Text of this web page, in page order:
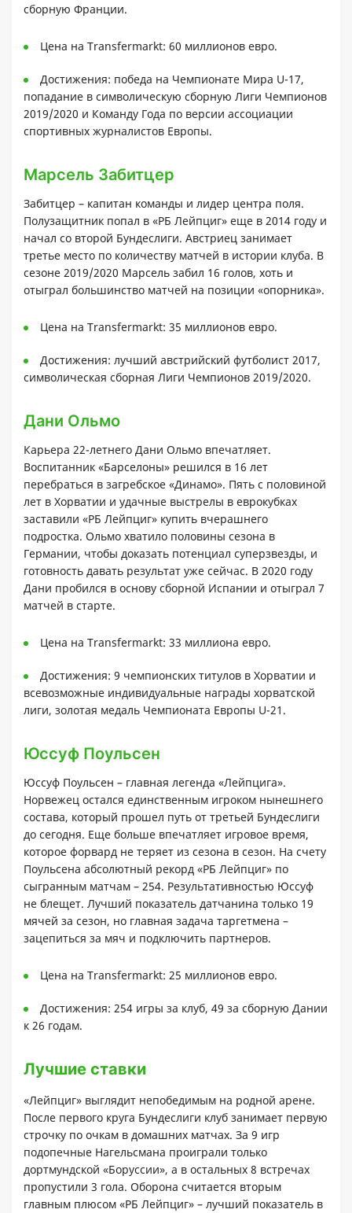
сборную Франции.
Цена на Transfermarkt: 60 миллионов евро.
Достижения: победа на Чемпионате Мира U-17,
попадание в символическую сборную Лиги Чемпионов
2019/2020 и Команду Года по версии ассоциации
спортивных журналистов Европы.
Марсель Забитцер
Забитцер – капитан команды и лидер центра поля.
Полузащитник попал в «РБ Лейпциг» еще в 2014 году и
начал со второй Бундеслиги. Австриец занимает
третье место по количеству матчей в истории клуба. В
сезоне 2019/2020 Марсель забил 16 голов, хоть и
отыграл большинство матчей на позиции «опорника».
Цена на Transfermarkt: 35 миллионов евро.
Достижения: лучший австрийский футболист 2017,
символическая сборная Лиги Чемпионов 2019/2020.
Дани Ольмо
Карьера 22-летнего Дани Ольмо впечатляет.
Воспитанник «Барселоны» решился в 16 лет
перебраться в загребское «Динамо». Пять с половиной
лет в Хорватии и удачные выстрелы в еврокубках
заставили «РБ Лейпциг» купить вчерашнего
подростка. Ольмо хватило половины сезона в
Германии, чтобы доказать потенциал суперзвезды, и
готовность давать результат уже сейчас. В 2020 году
Дани пробился в основу сборной Испании и отыграл 7
матчей в старте.
Цена на Transfermarkt: 33 миллиона евро.
Достижения: 9 чемпионских титулов в Хорватии и
всевозможные индивидуальные награды хорватской
лиги, золотая медаль Чемпионата Европы U-21.
Юссуф Поульсен
Юссуф Поульсен – главная легенда «Лейпцига».
Норвежец остался единственным игроком нынешнего
состава, который прошел путь от третьей Бундеслиги
до сегодня. Еще больше впечатляет игровое время,
которое форвард не теряет из сезона в сезон. На счету
Поульсена абсолютный рекорд «РБ Лейпциг» по
сыгранным матчам – 254. Результативностью Юссуф
не блещет. Лучший показатель датчанина только 19
мячей за сезон, но главная задача таргетмена –
зацепиться за мяч и подключить партнеров.
Цена на Transfermarkt: 25 миллионов евро.
Достижения: 254 игры за клуб, 49 за сборную Дании
к 26 годам.
Лучшие ставки
«Лейпциг» выглядит непобедимым на родной арене.
После первого круга Бундеслиги клуб занимает первую
строчку по очкам в домашних матчах. За 9 игр
подопечные Нагельсмана проиграли только
дортмундской «Боруссии», а в остальных 8 встречах
пропустили 3 гола. Оборона считается вторым
главным плюсом «РБ Лейпциг» – лучший показатель в